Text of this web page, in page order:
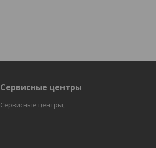
Сервисные центры
Сервисные центры,